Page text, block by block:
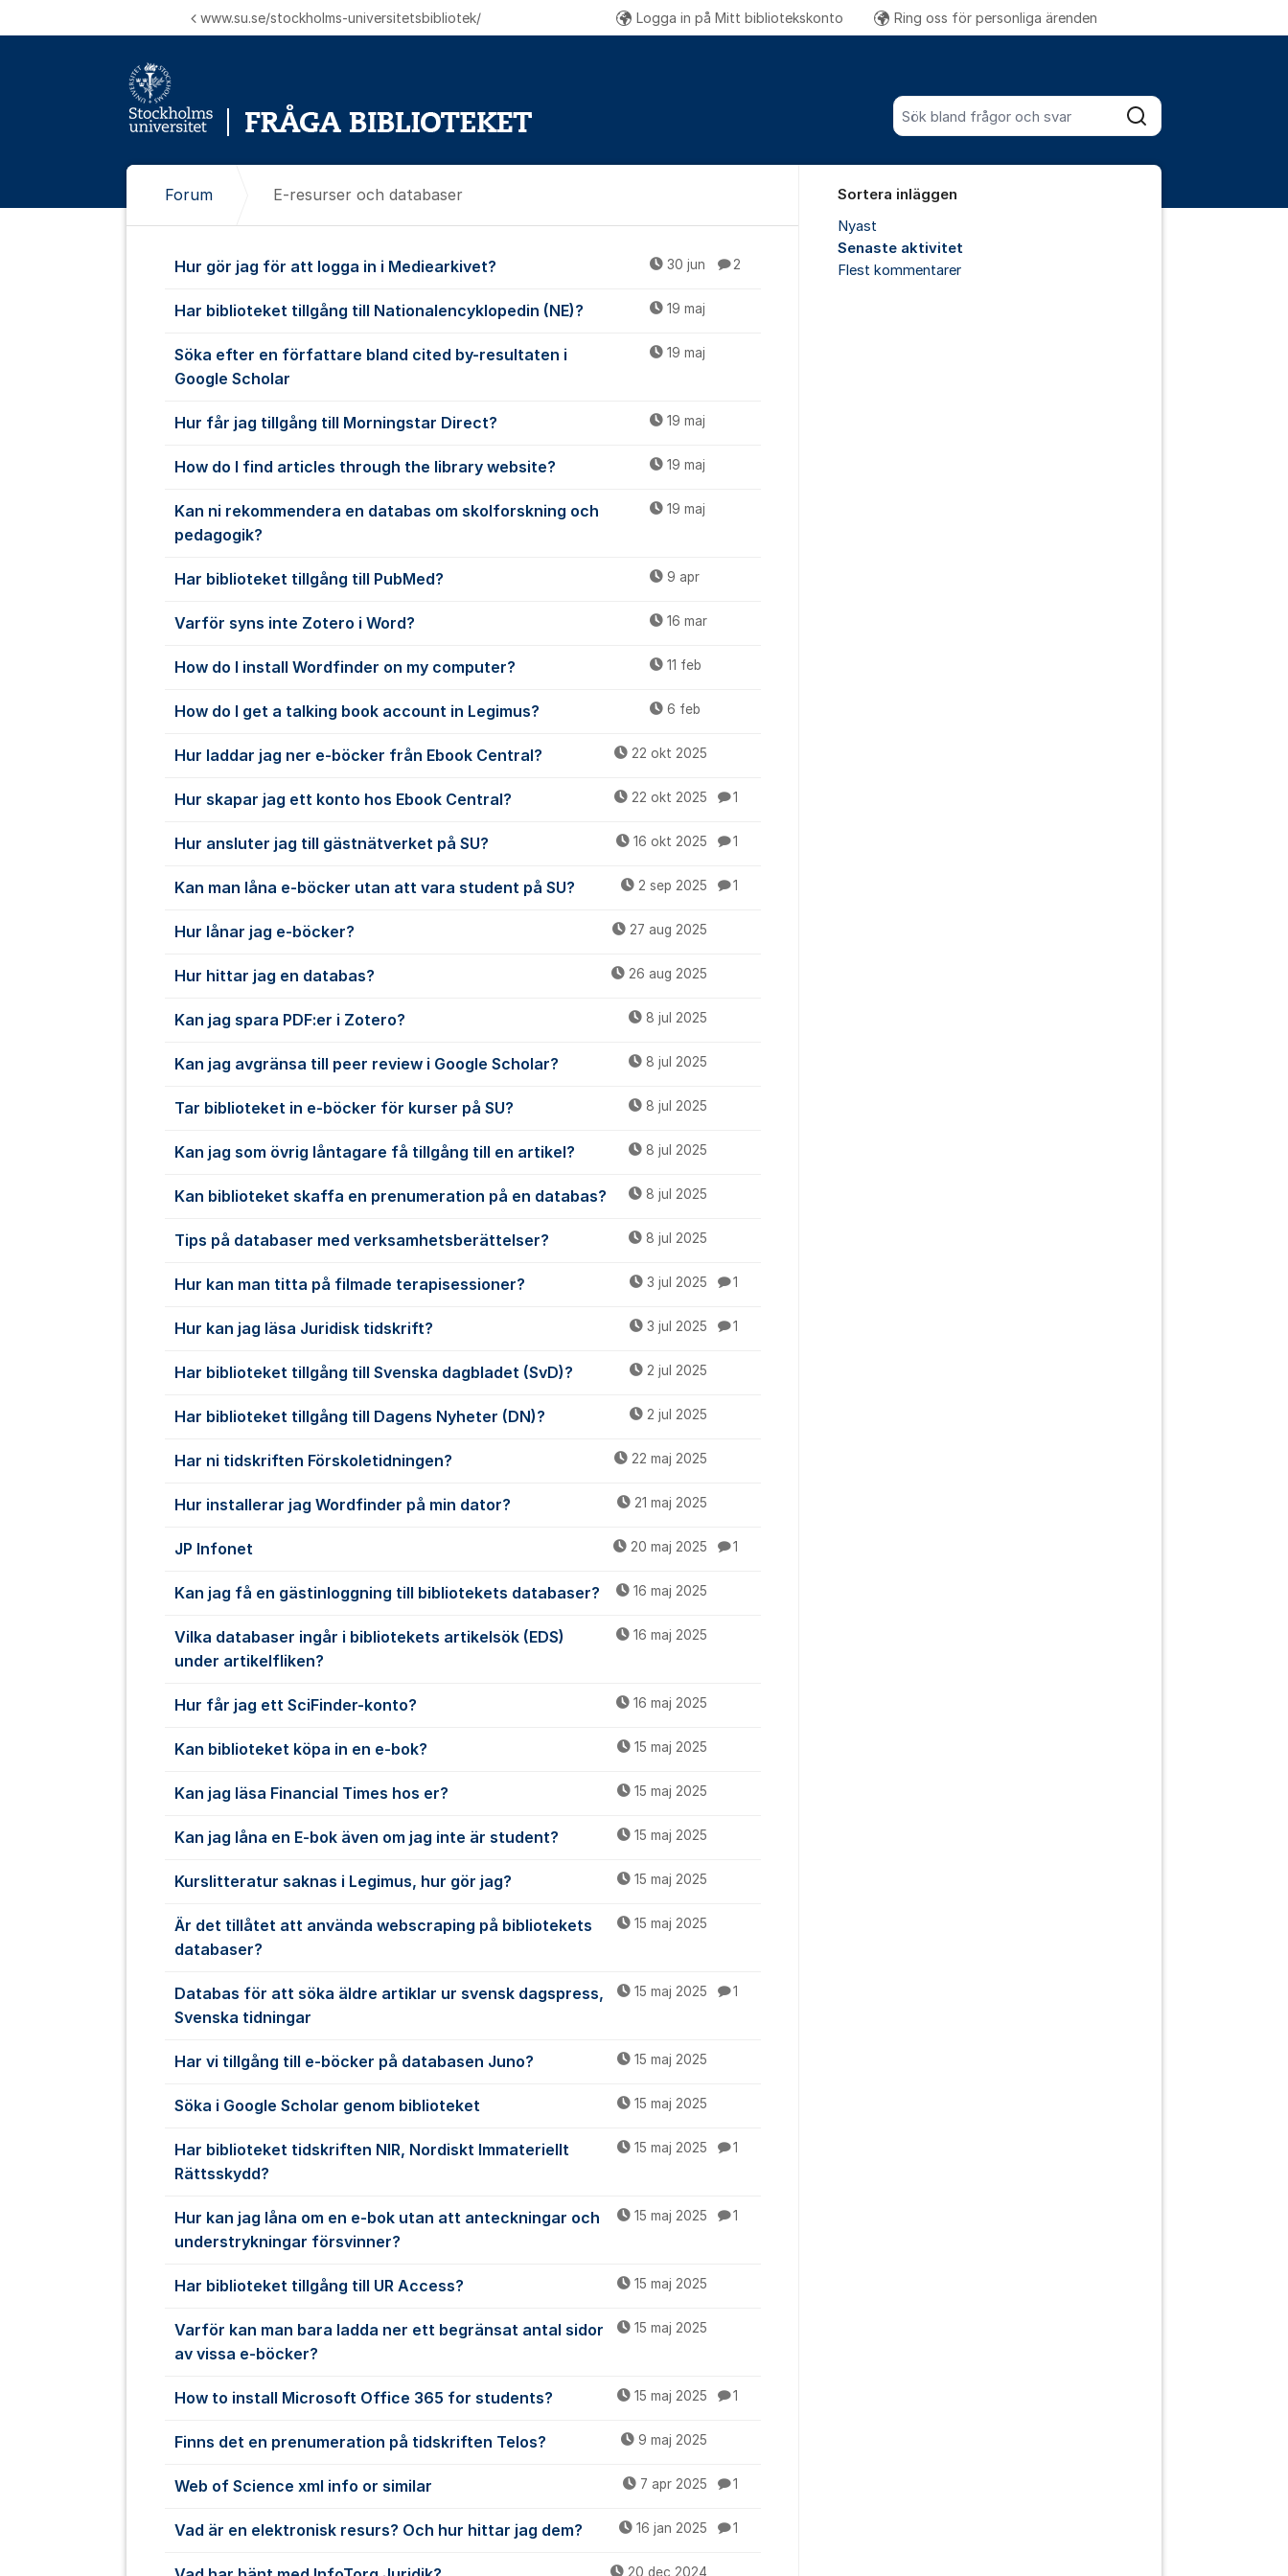
Sök bland alla inlägg
Sök
www.su.se/stockholms-universitetsbibliotek/ Logga in på Mitt bibliotekskonto Ring oss för personliga ärendenFler supportlänkar
Forum E-resurser och databaser
E-resurser och databaser
Hur gör jag för att logga in i Mediearkivet? 30 jun 2
Har biblioteket tillgång till Nationalencyklopedin (NE)? 19 maj
Söka efter en författare bland cited by-resultaten i
Google Scholar
19 maj
Hur får jag tillgång till Morningstar Direct? 19 maj
How do I find articles through the library website? 19 maj
Kan ni rekommendera en databas om skolforskning och
pedagogik?
19 maj
Har biblioteket tillgång till PubMed? 9 apr
Varför syns inte Zotero i Word? 16 mar
How do I install Wordfinder on my computer? 11 feb
How do I get a talking book account in Legimus? 6 feb
Hur laddar jag ner e-böcker från Ebook Central? 22 okt 2025
Hur skapar jag ett konto hos Ebook Central? 22 okt 2025 1
Hur ansluter jag till gästnätverket på SU? 16 okt 2025 1
Kan man låna e-böcker utan att vara student på SU? 2 sep 2025 1
Hur lånar jag e-böcker? 27 aug 2025
Hur hittar jag en databas? 26 aug 2025
Kan jag spara PDF:er i Zotero? 8 jul 2025
Kan jag avgränsa till peer review i Google Scholar? 8 jul 2025
Tar biblioteket in e-böcker för kurser på SU? 8 jul 2025
Kan jag som övrig låntagare få tillgång till en artikel? 8 jul 2025
Kan biblioteket skaffa en prenumeration på en databas? 8 jul 2025
Tips på databaser med verksamhetsberättelser? 8 jul 2025
Hur kan man titta på filmade terapisessioner? 3 jul 2025 1
Hur kan jag läsa Juridisk tidskrift? 3 jul 2025 1
Har biblioteket tillgång till Svenska dagbladet (SvD)? 2 jul 2025
Har biblioteket tillgång till Dagens Nyheter (DN)? 2 jul 2025
Har ni tidskriften Förskoletidningen? 22 maj 2025
Hur installerar jag Wordfinder på min dator? 21 maj 2025
JP Infonet 20 maj 2025 1
Kan jag få en gästinloggning till bibliotekets databaser? 16 maj 2025
Vilka databaser ingår i bibliotekets artikelsök (EDS)
under artikelfliken?
16 maj 2025
Hur får jag ett SciFinder-konto? 16 maj 2025
Kan biblioteket köpa in en e-bok? 15 maj 2025
Kan jag läsa Financial Times hos er? 15 maj 2025
Kan jag låna en E-bok även om jag inte är student? 15 maj 2025
Kurslitteratur saknas i Legimus, hur gör jag? 15 maj 2025
Är det tillåtet att använda webscraping på bibliotekets
databaser?
15 maj 2025
Databas för att söka äldre artiklar ur svensk dagspress,
Svenska tidningar
15 maj 2025 1
Har vi tillgång till e-böcker på databasen Juno? 15 maj 2025
Söka i Google Scholar genom biblioteket 15 maj 2025
Har biblioteket tidskriften NIR, Nordiskt Immateriellt
Rättsskydd?
15 maj 2025 1
Hur kan jag låna om en e-bok utan att anteckningar och
understrykningar försvinner?
15 maj 2025 1
Har biblioteket tillgång till UR Access? 15 maj 2025
Varför kan man bara ladda ner ett begränsat antal sidor
av vissa e-böcker?
15 maj 2025
How to install Microsoft Office 365 for students? 15 maj 2025 1
Finns det en prenumeration på tidskriften Telos? 9 maj 2025
Web of Science xml info or similar 7 apr 2025 1
Vad är en elektronisk resurs? Och hur hittar jag dem? 16 jan 2025 1
20 dec 2024
Sortera inläggen
Nyast
Senaste aktivitet
Flest kommentarer